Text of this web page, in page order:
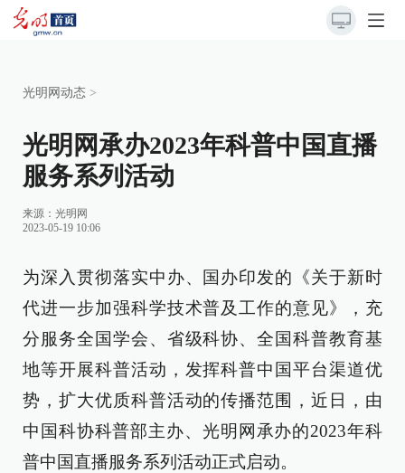
光明网动态 >
光明网承办2023年科普中国直播
服务系列活动
来源：光明网
2023-05-19 10:06
为深入贯彻落实中办、国办印发的《关于新时
代进一步加强科学技术普及工作的意见》，充
分服务全国学会、省级科协、全国科普教育基
地等开展科普活动，发挥科普中国平台渠道优
势，扩大优质科普活动的传播范围，近日，由
中国科协科普部主办、光明网承办的2023年科
普中国直播服务系列活动正式启动。